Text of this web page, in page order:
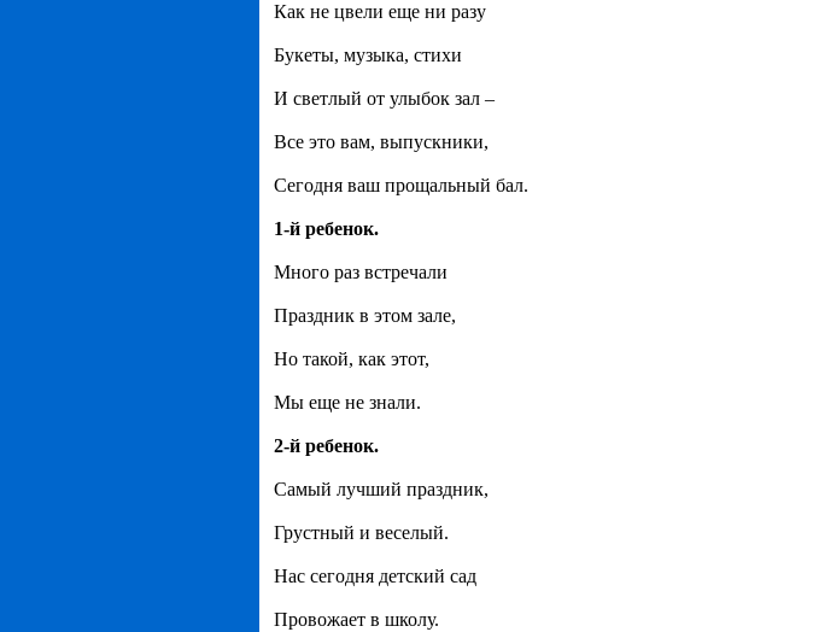
Как не цвели еще ни разу
Букеты, музыка, стихи
И светлый от улыбок зал –
Все это вам, выпускники,
Сегодня ваш прощальный бал.
1-й ребенок.
Много раз встречали
Праздник в этом зале,
Но такой, как этот,
Мы еще не знали.
2-й ребенок.
Самый лучший праздник,
Грустный и веселый.
Нас сегодня детский сад
Провожает в школу.